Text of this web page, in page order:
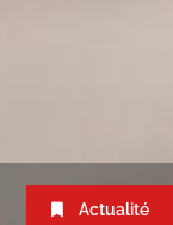
Actualité